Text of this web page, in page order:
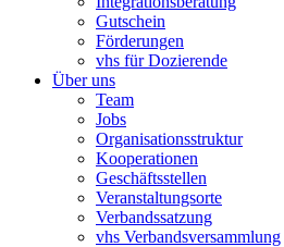
Gutschein
Förderungen
vhs für Dozierende
Über uns
Team
Jobs
Organisationsstruktur
Kooperationen
Geschäftsstellen
Veranstaltungsorte
Verbandssatzung
vhs Verbandsversammlung